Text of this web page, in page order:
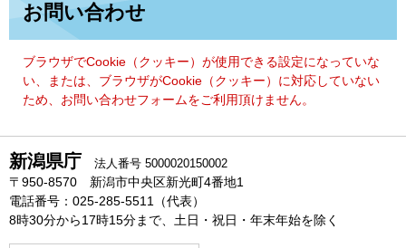
す。
て
お問い合わせ
ブラウザでCookie（クッキー）が使用できる設定になっていな
い、または、ブラウザがCookie（クッキー）に対応していない
ため、お問い合わせフォームをご利用頂けません。
新潟県庁 法人番号 5000020150002
〒950-8570 新潟市中央区新光町4番地1
電話番号：025-285-5511（代表）
8時30分から17時15分まで、土日・祝日・年末年始を除く